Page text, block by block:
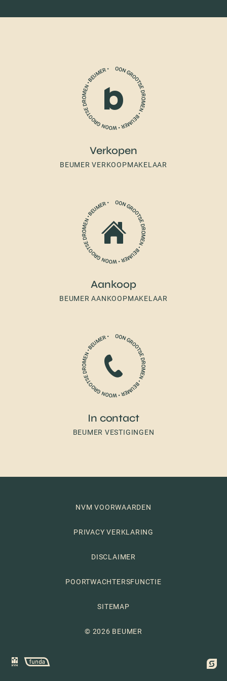
Verkopen
BEUMER VERKOOPMAKELAAR
Aankoop
BEUMER AANKOOPMAKELAAR
In contact
BEUMER VESTIGINGEN
NVM VOORWAARDEN
PRIVACY VERKLARING
DISCLAIMER
POORTWACHTERSFUNCTIE
SITEMAP
© 2026 BEUMER